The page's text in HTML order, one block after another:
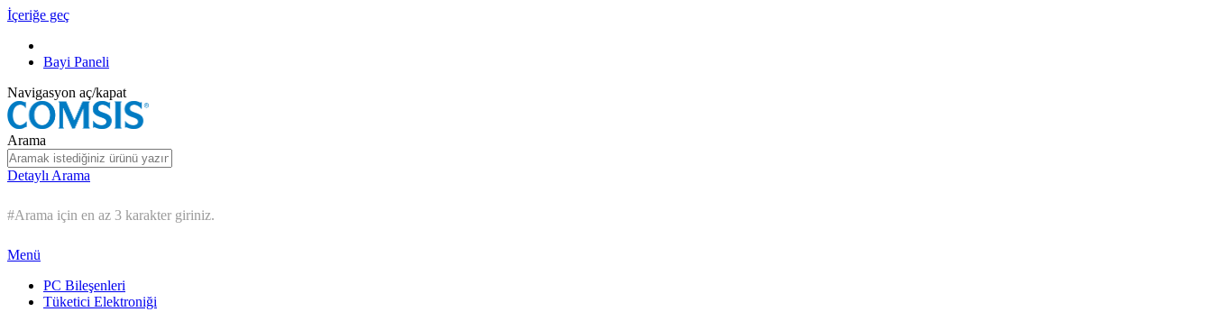
İçeriğe geç
Bayi Paneli
Navigasyon aç/kapat
Arama
Detaylı Arama
#Arama için en az 3 karakter giriniz.
Menü
PC Bileşenleri
Tüketici Elektroniği